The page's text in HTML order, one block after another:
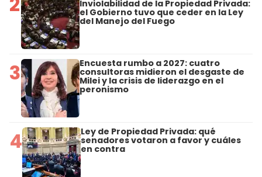
Inviolabilidad de la Propiedad Privada:
el Gobierno tuvo que ceder en la Ley
del Manejo del Fuego
3 Encuesta rumbo a 2027: cuatro
consultoras midieron el desgaste de
Milei y la crisis de liderazgo en el
peronismo
4 Ley de Propiedad Privada: qué
senadores votaron a favor y cuáles
en contra